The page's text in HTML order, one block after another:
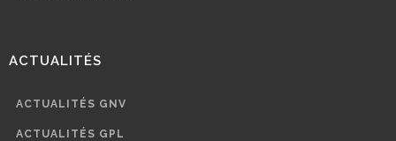
ACTUALITÉS
ACTUALITÉS GNV
ACTUALITÉS GPL